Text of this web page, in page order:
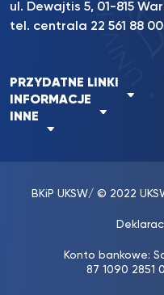
ul. Dewajtis 5, 01-815
tel. centrala 22 561 88 00
PRZYDATNE LINKI
INFORMACJE
INNE
BKiP UKSW/ © 2022
Konto bankowe:
87 1090 2851